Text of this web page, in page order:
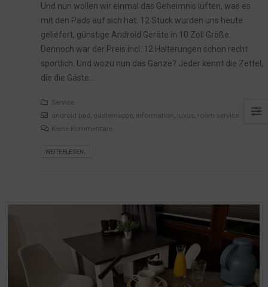
Und nun wollen wir einmal das Geheimnis lüften, was es
mit den Pads auf sich hat. 12 Stück wurden uns heute
geliefert, günstige Android Geräte in 10 Zoll Größe.
Dennoch war der Preis incl. 12 Halterungen schon recht
sportlich. Und wozu nun das Ganze? Jeder kennt die Zettel,
die die Gäste...
Service
android pad, gästemappe, information, luxus, room service
Keine Kommentare
WEITERLESEN...